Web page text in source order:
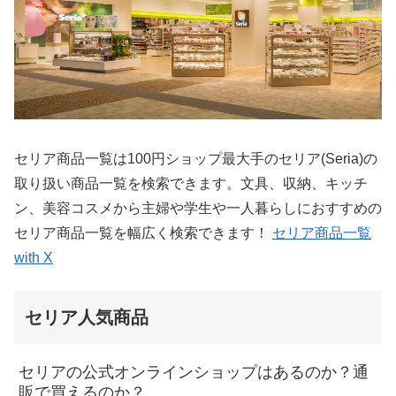
セリア商品一覧は100円ショップ最大手のセリア(Seria)の
取り扱い商品一覧を検索できます。文具、収納、キッチ
ン、美容コスメから主婦や学生や一人暮らしにおすすめの
セリア商品一覧を幅広く検索できます！ セリア商品一覧
with X
セリア人気商品
セリアの公式オンラインショップはあるのか？通
販で買えるのか？